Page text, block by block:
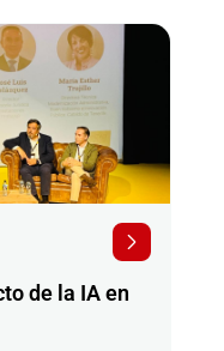
de la IA en